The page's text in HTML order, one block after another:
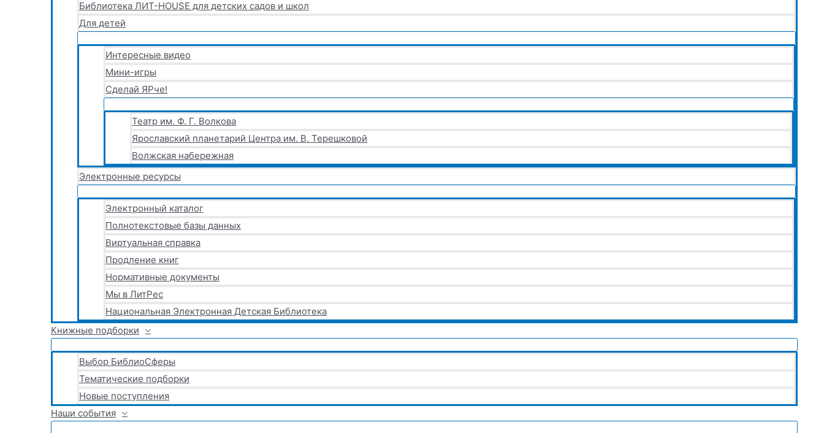
Библиотека ЛИТ-HOUSE для детских садов и школ
Для детей
Интересные видео
Мини-игры
Сделай ЯРче!
Театр им. Ф. Г. Волкова
Ярославский планетарий Центра им. В. Терешковой
Волжская набережная
Электронные ресурсы
Электронный каталог
Полнотекстовые базы данных
Виртуальная справка
Продление книг
Нормативные документы
Мы в ЛитРес
Национальная Электронная Детская Библиотека
Книжные подборки
Выбор БиблиоСферы
Тематические подборки
Новые поступления
Наши события